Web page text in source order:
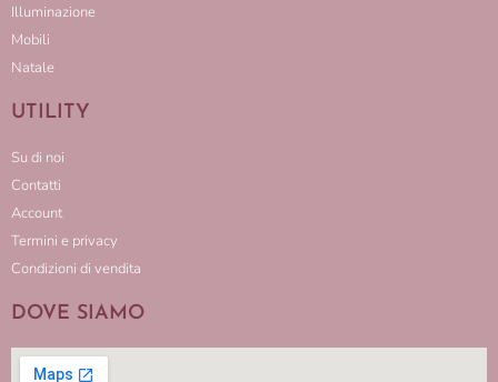
Illuminazione
Mobili
Natale
UTILITY
Su di noi
Contatti
Account
Termini e privacy
Condizioni di vendita
DOVE SIAMO